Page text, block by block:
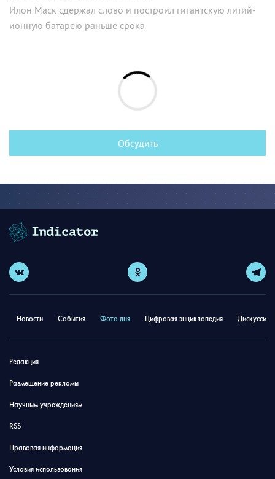
Илон Маск сдержал слово и построил гигантскую литий-
ионную батарею раньше срока
Обсудить
Новости События Фото дня Цифровая энциклопедия
Редакция
Размещение рекламы
Научным учреждениям
RSS
Правовая информация
Условия использования